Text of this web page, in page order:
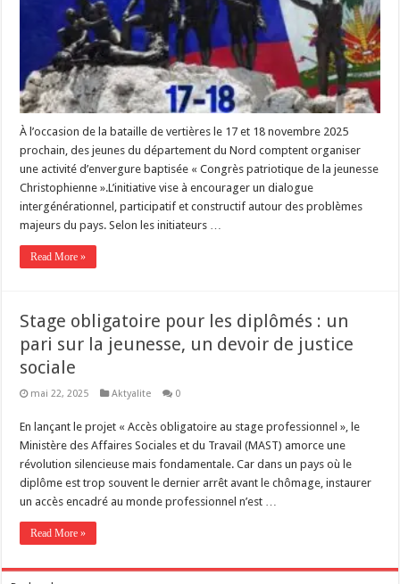
À l’occasion de la bataille de vertières le 17 et 18 novembre 2025
prochain, des jeunes du département du Nord comptent organiser
une activité d’envergure baptisée « Congrès patriotique de la jeunesse
Christophienne ».L’initiative vise à encourager un dialogue
intergénérationnel, participatif et constructif autour des problèmes
majeurs du pays. Selon les initiateurs …
Read More »
Stage obligatoire pour les diplômés : un
pari sur la jeunesse, un devoir de justice
sociale
mai 22, 2025 Aktyalite 0
En lançant le projet « Accès obligatoire au stage professionnel », le
Ministère des Affaires Sociales et du Travail (MAST) amorce une
révolution silencieuse mais fondamentale. Car dans un pays où le
diplôme est trop souvent le dernier arrêt avant le chômage, instaurer
un accès encadré au monde professionnel n’est …
Read More »